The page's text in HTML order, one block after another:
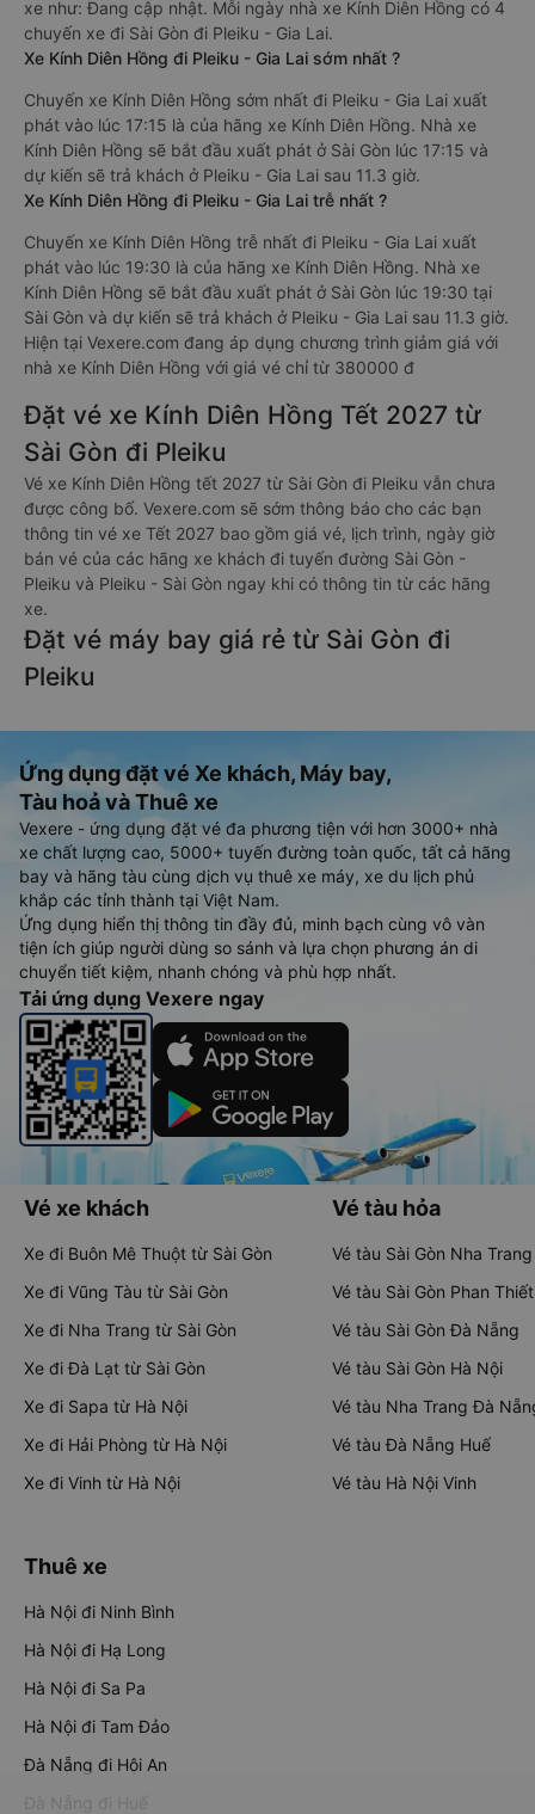
xe như: Đang cập nhật. Mỗi ngày nhà xe Kính Diên Hồng có 4
chuyến xe đi Sài Gòn đi Pleiku - Gia Lai.
Xe Kính Diên Hồng đi Pleiku - Gia Lai sớm nhất ?
Chuyến xe Kính Diên Hồng sớm nhất đi Pleiku - Gia Lai xuất
phát vào lúc 17:15 là của hãng xe Kính Diên Hồng. Nhà xe
Kính Diên Hồng sẽ bắt đầu xuất phát ở Sài Gòn lúc 17:15 và
dự kiến sẽ trả khách ở Pleiku - Gia Lai sau 11.3 giờ.
Xe Kính Diên Hồng đi Pleiku - Gia Lai trễ nhất ?
Chuyến xe Kính Diên Hồng trễ nhất đi Pleiku - Gia Lai xuất
phát vào lúc 19:30 là của hãng xe Kính Diên Hồng. Nhà xe
Kính Diên Hồng sẽ bắt đầu xuất phát ở Sài Gòn lúc 19:30 tại
Sài Gòn và dự kiến sẽ trả khách ở Pleiku - Gia Lai sau 11.3 giờ.
Hiện tại Vexere.com đang áp dụng chương trình giảm giá với
nhà xe Kính Diên Hồng với giá vé chỉ từ 380000 đ
Đặt vé xe Kính Diên Hồng Tết 2027 từ
Sài Gòn đi Pleiku
Vé xe Kính Diên Hồng tết 2027 từ Sài Gòn đi Pleiku vẫn chưa
được công bố. Vexere.com sẽ sớm thông báo cho các bạn
thông tin vé xe Tết 2027 bao gồm giá vé, lịch trình, ngày giờ
bán vé của các hãng xe khách đi tuyến đường Sài Gòn -
Pleiku và Pleiku - Sài Gòn ngay khi có thông tin từ các hãng
xe.
Đặt vé máy bay giá rẻ từ Sài Gòn đi
Pleiku
Ứng dụng đặt vé Xe khách, Máy bay,
Tàu hoả và Thuê xe
Vexere - ứng dụng đặt vé đa phương tiện với hơn 3000+ nhà
xe chất lượng cao, 5000+ tuyến đường toàn quốc, tất cả hãng
bay và hãng tàu cùng dịch vụ thuê xe máy, xe du lịch phủ
khắp các tỉnh thành tại Việt Nam.
Ứng dụng hiển thị thông tin đầy đủ, minh bạch cùng vô vàn
tiện ích giúp người dùng so sánh và lựa chọn phương án di
chuyển tiết kiệm, nhanh chóng và phù hợp nhất.
Tải ứng dụng Vexere ngay
Vé xe khách
Xe đi Buôn Mê Thuột từ Sài Gòn
Xe đi Vũng Tàu từ Sài Gòn
Xe đi Nha Trang từ Sài Gòn
Xe đi Đà Lạt từ Sài Gòn
Xe đi Sapa từ Hà Nội
Xe đi Hải Phòng từ Hà Nội
Xe đi Vinh từ Hà Nội
Vé tàu hỏa
Vé tàu Sài Gòn Nha Trang
Vé tàu Sài Gòn Phan Thiết
Vé tàu Sài Gòn Đà Nẵng
Vé tàu Sài Gòn Hà Nội
Vé tàu Nha Trang Đà
Vé tàu Đà Nẵng Huế
Vé tàu Hà Nội Vinh
Thuê xe
Hà Nội đi Ninh Bình
Hà Nội đi Hạ Long
Hà Nội đi Sa Pa
Hà Nội đi Tam Đảo
Đà Nẵng đi Hội An
Đà Nẵng đi Huế